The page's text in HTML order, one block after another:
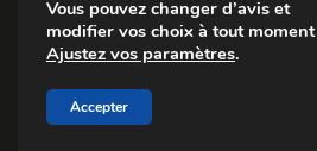
Suivez-nous
Vous pouvez changer d’avis et
modifier vos choix à tout moment
Ajustez vos paramètres.
Accepter